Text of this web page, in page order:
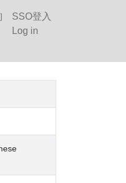
SSO登入
Log in